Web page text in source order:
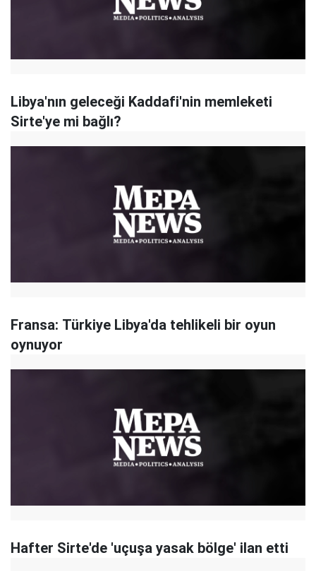
Libya'nın geleceği Kaddafi'nin memleketi
Sirte'ye mi bağlı?
Fransa: Türkiye Libya'da tehlikeli bir oyun
oynuyor
Hafter Sirte'de 'uçuşa yasak bölge' ilan etti